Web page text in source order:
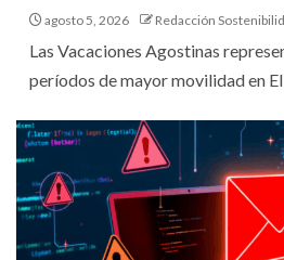
agosto 5, 2026 Redacción
Las Vacaciones Agostinas
períodos de mayor movilidad en El